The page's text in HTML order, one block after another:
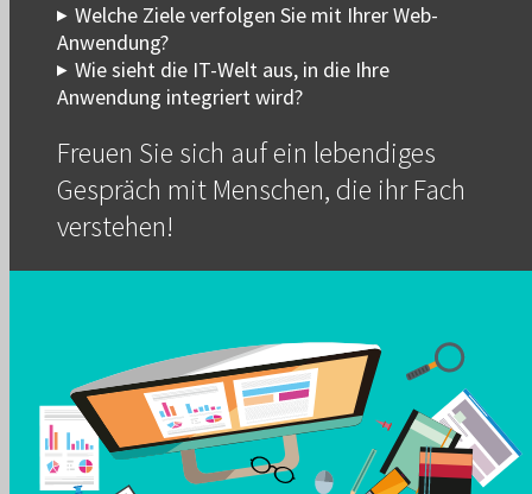
Welche Ziele verfolgen Sie mit Ihrer Web-
Anwendung?
Wie sieht die IT-Welt aus, in die Ihre
Anwendung integriert wird?
Freuen Sie sich auf ein lebendiges
Gespräch mit Menschen, die ihr Fach
verstehen!